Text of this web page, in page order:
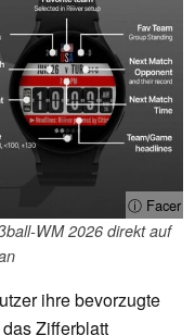
ⓘ Facer
WM 2026 direkt auf
ihre bevorzugte
Zifferblatt